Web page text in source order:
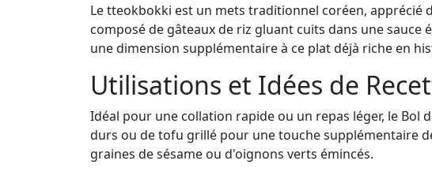
Le tteokbokki est un mets traditionnel coréen, apprécié
composé de gâteaux de riz gluant cuits dans une
une dimension supplémentaire à ce plat déjà riche en
Utilisations et Idées de
Idéal pour une collation rapide ou un repas léger, le
durs ou de tofu grillé pour une touche supplémentaire
graines de sésame ou d'oignons verts émincés.